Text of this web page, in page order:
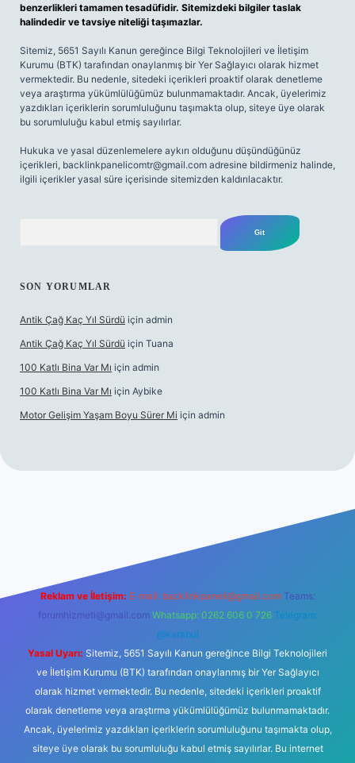
benzerlikleri tamamen tesadüfidir. Sitemizdeki bilgiler taslak
halindedir ve tavsiye niteliği taşımazlar.
Sitemiz, 5651 Sayılı Kanun gereğince Bilgi Teknolojileri ve İletişim
Kurumu (BTK) tarafından onaylanmış bir Yer Sağlayıcı olarak hizmet
vermektedir. Bu nedenle, sitedeki içerikleri proaktif olarak denetleme
veya araştırma yükümlülüğümüz bulunmamaktadır. Ancak, üyelerimiz
yazdıkları içeriklerin sorumluluğunu taşımakta olup, siteye üye olarak
bu sorumluluğu kabul etmiş sayılırlar.
Hukuka ve yasal düzenlemelere aykırı olduğunu düşündüğünüz
içerikleri, backlinkpanelicomtr@gmail.com adresine bildirmeniz halinde,
ilgili içerikler yasal süre içerisinde sitemizden kaldırılacaktır.
SON YORUMLAR
Antik Çağ Kaç Yıl Sürdü için admin
Antik Çağ Kaç Yıl Sürdü için Tuana
100 Katlı Bina Var Mı için admin
100 Katlı Bina Var Mı için Aybike
Motor Gelişim Yaşam Boyu Sürer Mi için admin
Reklam ve İletişim: E-mail: backlinkpaneli@gmail.com Teams:
forumhizmeti@gmail.com Whatsapp: 0262 606 0 726 Telegram:
@karabul
Yasal Uyarı: Sitemiz, 5651 Sayılı Kanun gereğince Bilgi Teknolojileri
ve İletişim Kurumu (BTK) tarafından onaylanmış bir Yer Sağlayıcı
olarak hizmet vermektedir. Bu nedenle, sitedeki içerikleri proaktif
olarak denetleme veya araştırma yükümlülüğümüz bulunmamaktadır.
Ancak, üyelerimiz yazdıkları içeriklerin sorumluluğunu taşımakta olup,
siteye üye olarak bu sorumluluğu kabul etmiş sayılırlar. Bu internet